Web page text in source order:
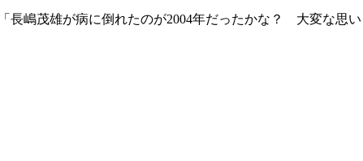
長嶋茂雄が病に倒れたのが2004年だったかな？ 大変な思